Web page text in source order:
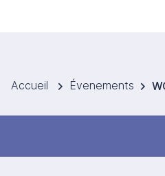
Accueil Évenements